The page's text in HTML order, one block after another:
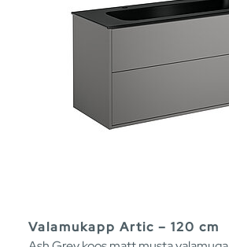
Valamukapp Artic – 120 cm